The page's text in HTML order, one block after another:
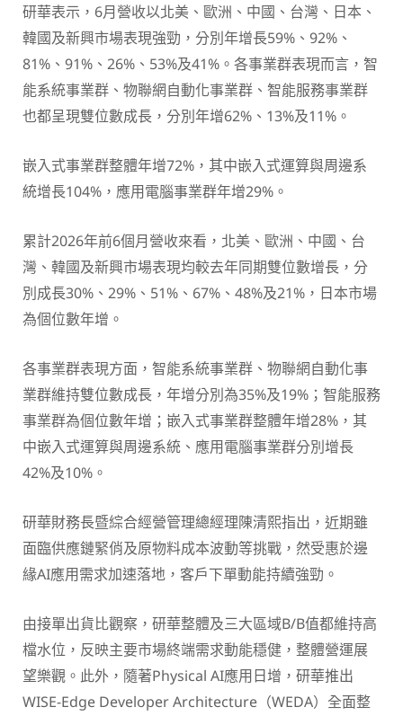
研華表示，6月營收以北美、歐洲、中國、台灣、日本、
韓國及新興市場表現強勁，分別年增長59%、92%、
81%、91%、26%、53%及41%。各事業群表現而言，智
能系統事業群、物聯網自動化事業群、智能服務事業群
也都呈現雙位數成長，分別年增62%、13%及11%。
嵌入式事業群整體年增72%，其中嵌入式運算與周邊系
統增長104%，應用電腦事業群年增29%。
累計2026年前6個月營收來看，北美、歐洲、中國、台
灣、韓國及新興市場表現均較去年同期雙位數增長，分
別成長30%、29%、51%、67%、48%及21%，日本市場
為個位數年增。
各事業群表現方面，智能系統事業群、物聯網自動化事
業群維持雙位數成長，年增分別為35%及19%；智能服務
事業群為個位數年增；嵌入式事業群整體年增28%，其
中嵌入式運算與周邊系統、應用電腦事業群分別增長
42%及10%。
研華財務長暨綜合經營管理總經理陳清熙指出，近期雖
面臨供應鏈緊俏及原物料成本波動等挑戰，然受惠於邊
緣AI應用需求加速落地，客戶下單動能持續強勁。
由接單出貨比觀察，研華整體及三大區域B/B值都維持高
檔水位，反映主要市場終端需求動能穩健，整體營運展
望樂觀。此外，隨著Physical AI應用日增，研華推出
WISE-Edge Developer Architecture（WEDA）全面整